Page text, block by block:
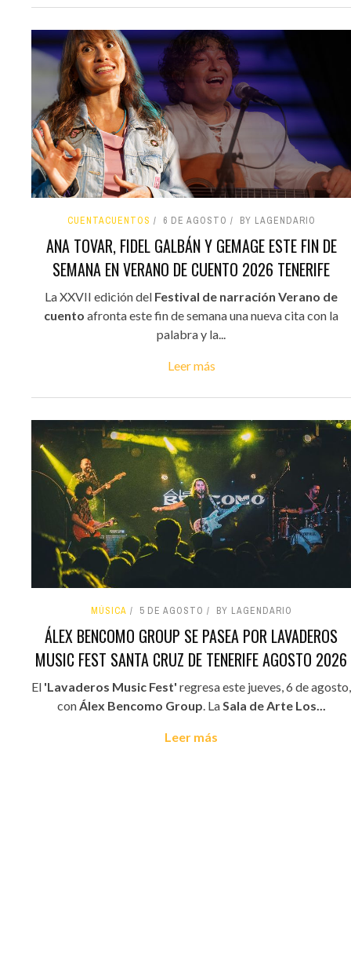
CUENTACUENTOS 6 DE AGOSTO BY LAGENDARIO
ANA TOVAR, FIDEL GALBÁN Y GEMAGE ESTE FIN DE
SEMANA EN VERANO DE CUENTO 2026 TENERIFE
La XXVII edición del Festival de narración Verano de
cuento afronta este fin de semana una nueva cita con la
palabra y la...
Leer más
MÚSICA 5 DE AGOSTO BY LAGENDARIO
ÁLEX BENCOMO GROUP SE PASEA POR LAVADEROS
MUSIC FEST SANTA CRUZ DE TENERIFE AGOSTO 2026
El 'Lavaderos Music Fest' regresa este jueves, 6 de agosto,
conÁlex Bencomo Group. LaSala de Arte Los...
Leer más